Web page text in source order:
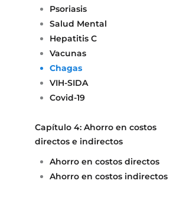
Psoriasis
Salud Mental
Hepatitis C
Vacunas
Chagas
VIH-SIDA
Covid-19
Capítulo 4: Ahorro en costos
directos e indirectos
Ahorro en costos directos
Ahorro en costos indirectos